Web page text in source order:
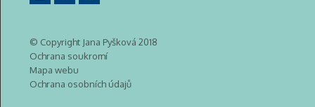
© Copyright Jana Pyšková 2018
Ochrana soukromí
Mapa webu
Ochrana osobních údajů